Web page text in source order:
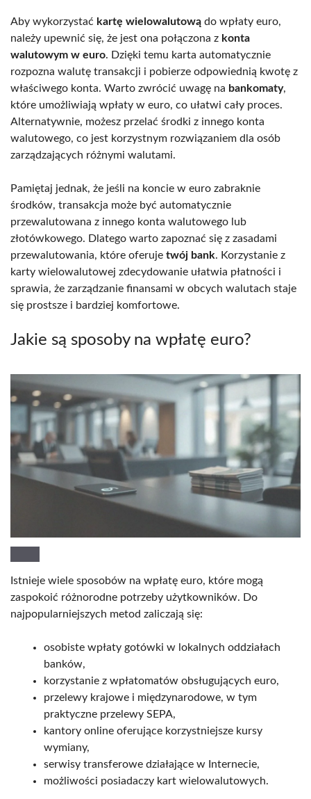
Aby wykorzystać kartę wielowalutową do wpłaty euro,
należy upewnić się, że jest ona połączona z konta
walutowym w euro. Dzięki temu karta automatycznie
rozpozna walutę transakcji i pobierze odpowiednią kwotę z
właściwego konta. Warto zwrócić uwagę na bankomaty,
które umożliwiają wpłaty w euro, co ułatwi cały proces.
Alternatywnie, możesz przelać środki z innego konta
walutowego, co jest korzystnym rozwiązaniem dla osób
zarządzających różnymi walutami.
Pamiętaj jednak, że jeśli na koncie w euro zabraknie
środków, transakcja może być automatycznie
przewalutowana z innego konta walutowego lub
złotówkowego. Dlatego warto zapoznać się z zasadami
przewalutowania, które oferuje twój bank. Korzystanie z
karty wielowalutowej zdecydowanie ułatwia płatności i
sprawia, że zarządzanie finansami w obcych walutach staje
się prostsze i bardziej komfortowe.
Jakie są sposoby na wpłatę euro?
Istnieje wiele sposobów na wpłatę euro, które mogą
zaspokoić różnorodne potrzeby użytkowników. Do
najpopularniejszych metod zaliczają się:
osobiste wpłaty gotówki w lokalnych oddziałach
banków,
korzystanie z wpłatomatów obsługujących euro,
przelewy krajowe i międzynarodowe, w tym
praktyczne przelewy SEPA,
kantory online oferujące korzystniejsze kursy
wymiany,
serwisy transferowe działające w Internecie,
możliwości posiadaczy kart wielowalutowych.